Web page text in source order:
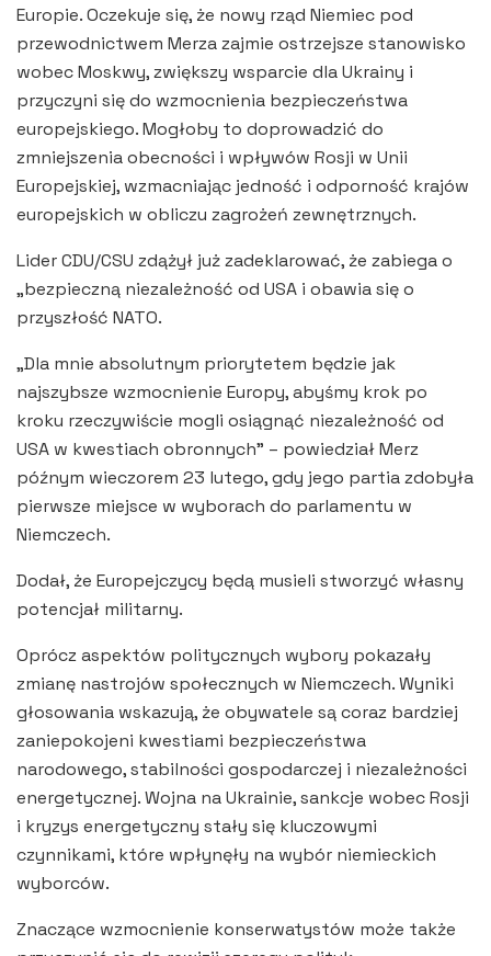
Europie. Oczekuje się, że nowy rząd Niemiec pod
przewodnictwem Merza zajmie ostrzejsze stanowisko
wobec Moskwy, zwiększy wsparcie dla Ukrainy i
przyczyni się do wzmocnienia bezpieczeństwa
europejskiego. Mogłoby to doprowadzić do
zmniejszenia obecności i wpływów Rosji w Unii
Europejskiej, wzmacniając jedność i odporność krajów
europejskich w obliczu zagrożeń zewnętrznych.
Lider CDU/CSU zdążył już zadeklarować, że zabiega o
„bezpieczną niezależność od USA i obawia się o
przyszłość NATO.
„Dla mnie absolutnym priorytetem będzie jak
najszybsze wzmocnienie Europy, abyśmy krok po
kroku rzeczywiście mogli osiągnąć niezależność od
USA w kwestiach obronnych” – powiedział Merz
późnym wieczorem 23 lutego, gdy jego partia zdobyła
pierwsze miejsce w wyborach do parlamentu w
Niemczech.
Dodał, że Europejczycy będą musieli stworzyć własny
potencjał militarny.
Oprócz aspektów politycznych wybory pokazały
zmianę nastrojów społecznych w Niemczech. Wyniki
głosowania wskazują, że obywatele są coraz bardziej
zaniepokojeni kwestiami bezpieczeństwa
narodowego, stabilności gospodarczej i niezależności
energetycznej. Wojna na Ukrainie, sankcje wobec Rosji
i kryzys energetyczny stały się kluczowymi
czynnikami, które wpłynęły na wybór niemieckich
wyborców.
Znaczące wzmocnienie konserwatystów może także